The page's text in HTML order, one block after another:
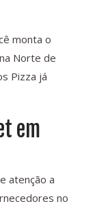
monta o
Norte de
Pizza já
em
atenção a
no